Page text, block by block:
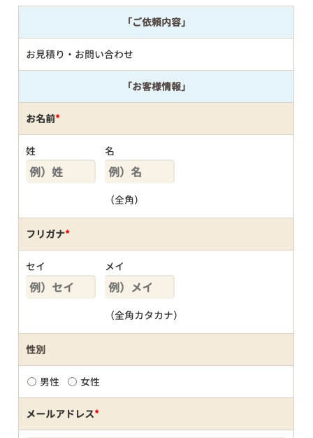
「ご依頼内容」
お見積り・お問い合わせ
「お客様情報」
お名前*
姓 名
（全角）
フリガナ*
セイ メイ
（全角カタカナ）
性別
男性 女性
メールアドレス*